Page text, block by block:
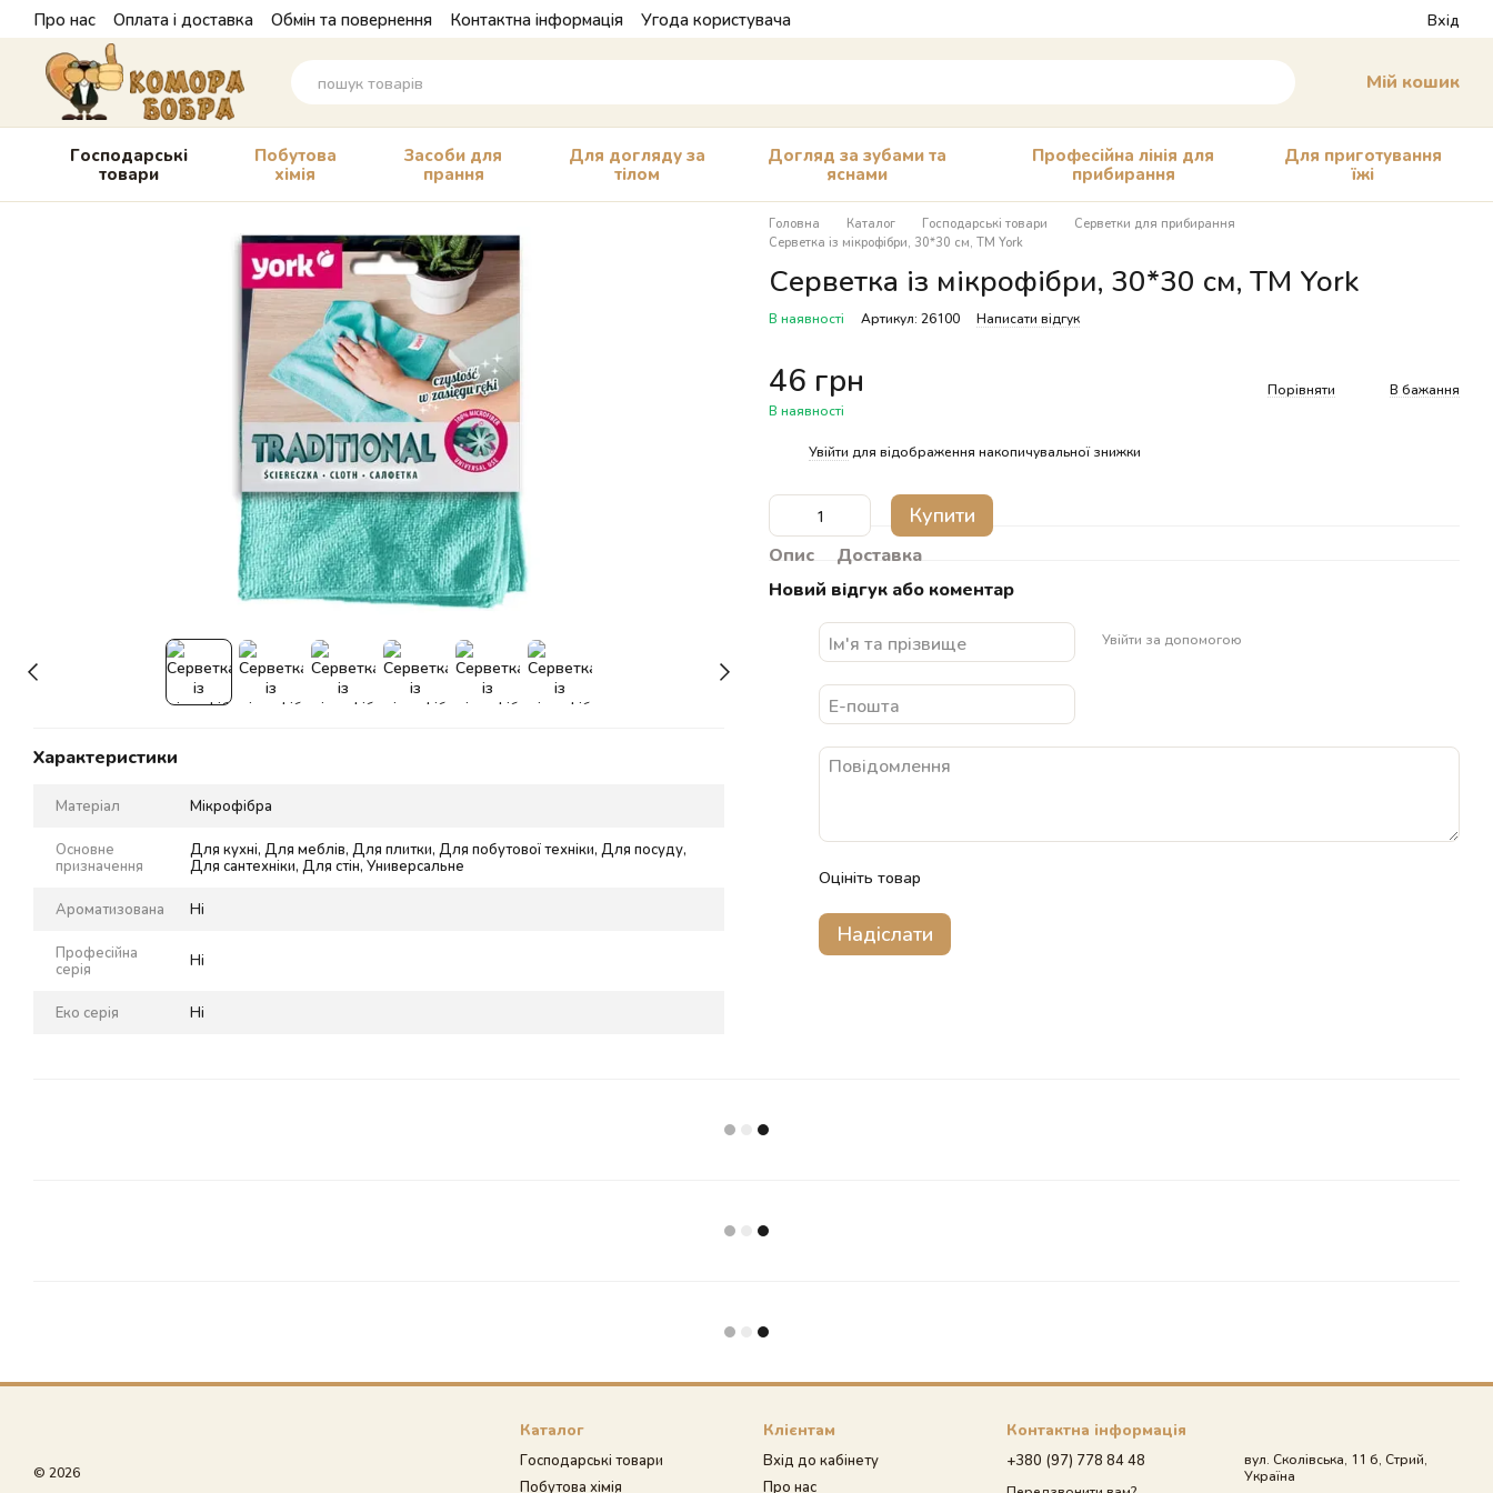
Перейти до основного контенту
Про нас Оплата і доставка Обмін та повернення Контактна інформація Угода користувача Вхід
Мій кошик
Господарські
товари
Побутова
хімія
Засоби для
прання
Для догляду за
тілом
Догляд за зубами та
яснами
Професійна лінія для
прибирання
Для приготування
їжі
Характеристики
Матеріал Мікрофібра
Основне
призначення
Для кухні, Для меблів, Для плитки, Для побутової техніки, Для посуду,
Для сантехніки, Для стін, Универсальне
Ароматизована Ні
Професійна
серія
Ні
Еко серія Ні
Головна Каталог Господарські товари
Серветки для прибирання
Серветка із мікрофібри, 30*30 см, ТМ York
Серветка із мікрофібри, 30*30 см, ТМ York
В наявності Артикул: 26100 Написати відгук
46 грн
В наявності
Порівняти В бажання
Увійти для відображення накопичувальної знижки
Купити
Опис
Доставка
Новий відгук або коментар
Увійти за допомогою
Оцініть товар
Надіслати
© 2026
Каталог
Господарські товари
Побутова хімія
Клієнтам
Вхід до кабінету
Про нас
Контактна інформація
+380 (97) 778 84 48
вул. Сколівська, 11 б, Стрий,
Україна